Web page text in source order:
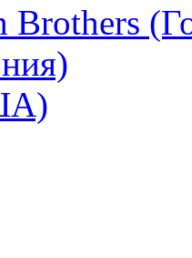
Brothers